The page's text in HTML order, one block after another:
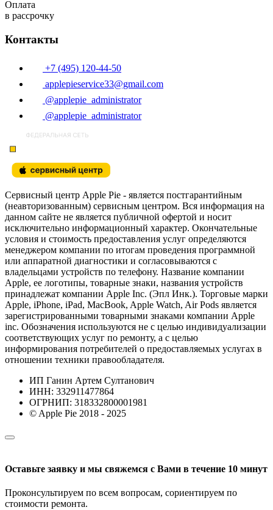
Оплата
в рассрочку
Контакты
+7 (495) 120-44-50
applepieservice33@gmail.com
@applepie_administrator
@applepie_administrator
Сервисный центр Apple Pie - является постгарантийным
(неавторизованным) сервисным центром. Вся информация на
данном сайте не является публичной офертой и носит
исключительно информационный характер. Окончательные
условия и стоимость предоставления услуг определяются
менеджером компании по итогам проведения программной
или аппаратной диагностики и согласовываются с
владельцами устройств по телефону. Название компании
Apple, ее логотипы, товарные знаки, названия устройств
принадлежат компании Apple Inc. (Эпл Инк.). Торговые марки
Apple, iPhone, iPad, MacBook, Apple Watch, Air Pods является
зарегистрированными товарными знаками компании Apple
inc. Обозначения используются не с целью индивидуализации
соответствующих услуг по ремонту, а с целью
информирования потребителей о предоставляемых услугах в
отношении техники правообладателя.
ИП Ганин Артем Султанович
ИНН: 332911477864
ОГРНИП: 318332800001981
© Apple Pie 2018 - 2025
Оставьте заявку и мы свяжемся с Вами в течение 10 минут
Проконсультируем по всем вопросам, сориентируем по
стоимости ремонта.